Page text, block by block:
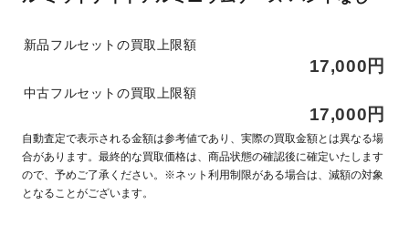
新品フルセットの買取上限額
17,000円
中古フルセットの買取上限額
17,000円
自動査定で表示される金額は参考値であり、実際の買取金額とは異なる場
合があります。最終的な買取価格は、商品状態の確認後に確定いたします
ので、予めご了承ください。※ネット利用制限がある場合は、減額の対象
となることがございます。